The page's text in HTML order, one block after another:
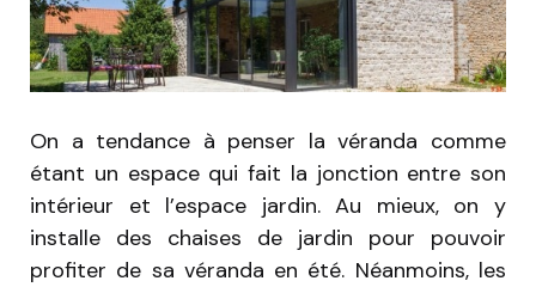
On a tendance à penser la véranda comme
étant un espace qui fait la jonction entre son
intérieur et l’espace jardin. Au mieux, on y
installe des chaises de jardin pour pouvoir
profiter de sa véranda en été. Néanmoins, les